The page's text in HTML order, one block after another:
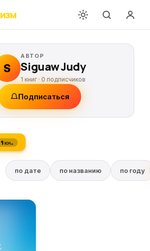
изм
S
АВТОР
Siguaw Judy
1 книг ·0 подписчиков
Подписаться
1 кн.
по дате по названию по году